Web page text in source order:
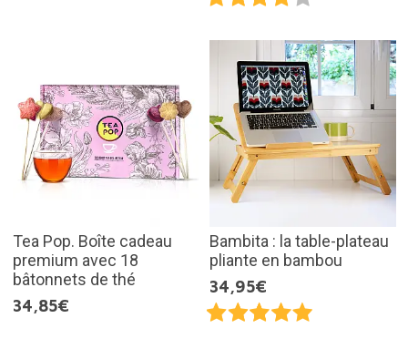
Tea Pop. Boîte cadeau
premium avec 18
bâtonnets de thé
34,85€
Bambita : la table-plateau
pliante en bambou
34,95€